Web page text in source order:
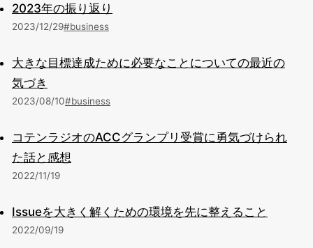
2023年の振り返り
2023/12/29#business
大きな目標達成ために必要なことについての最近の
気づき
2023/08/10#business
コテンラジオのACCグランプリ受賞に勇気づけられ
た話と感想
2022/11/19
Issueを大きく解くための環境を先に整えること
2022/09/19